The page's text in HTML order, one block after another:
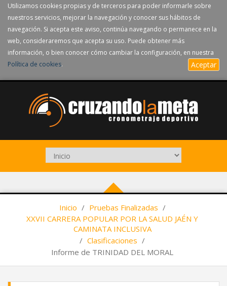
Utilizamos cookies propias y de terceros para poder informarle sobre
nuestros servicios, mejorar la navegación y conocer sus hábitos de
navegación. Si acepta este aviso, continúa navegando o permanece en la
web, consideraremos que acepta su uso. Puede obtener más
información, o bien conocer cómo cambiar la configuración, en nuestra
Política de cookies. Aceptar
Inicio / Pruebas Finalizadas /
XXVII CARRERA POPULAR POR LA SALUD JAÉN Y
CAMINATA INCLUSIVA
/ Clasificaciones /
Informe de TRINIDAD DEL MORAL